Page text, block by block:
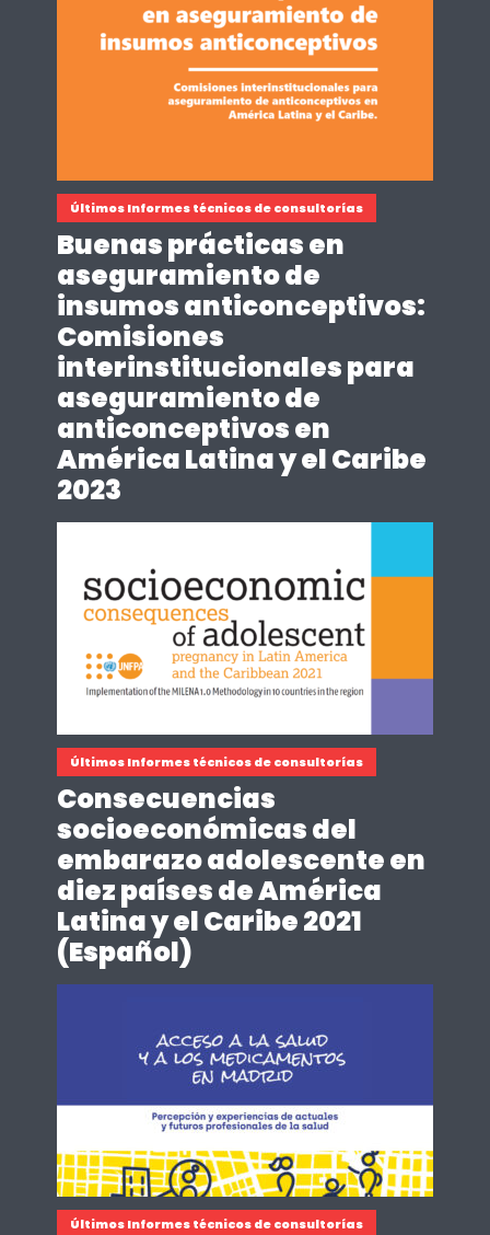
Últimos Informes técnicos de consultorías
Buenas prácticas en
aseguramiento de
insumos anticonceptivos:
Comisiones
interinstitucionales para
aseguramiento de
anticonceptivos en
América Latina y el Caribe
2023
Últimos Informes técnicos de consultorías
Consecuencias
socioeconómicas del
embarazo adolescente en
diez países de América
Latina y el Caribe 2021
(Español)
Últimos Informes técnicos de consultorías